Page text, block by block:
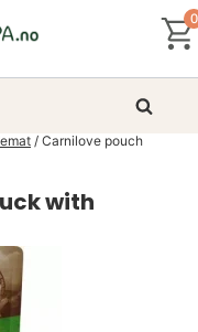
0
Søk
/ Carnilove pouch
with